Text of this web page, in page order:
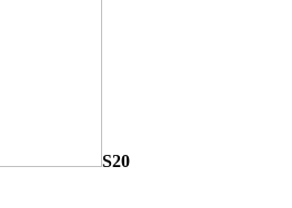
S20